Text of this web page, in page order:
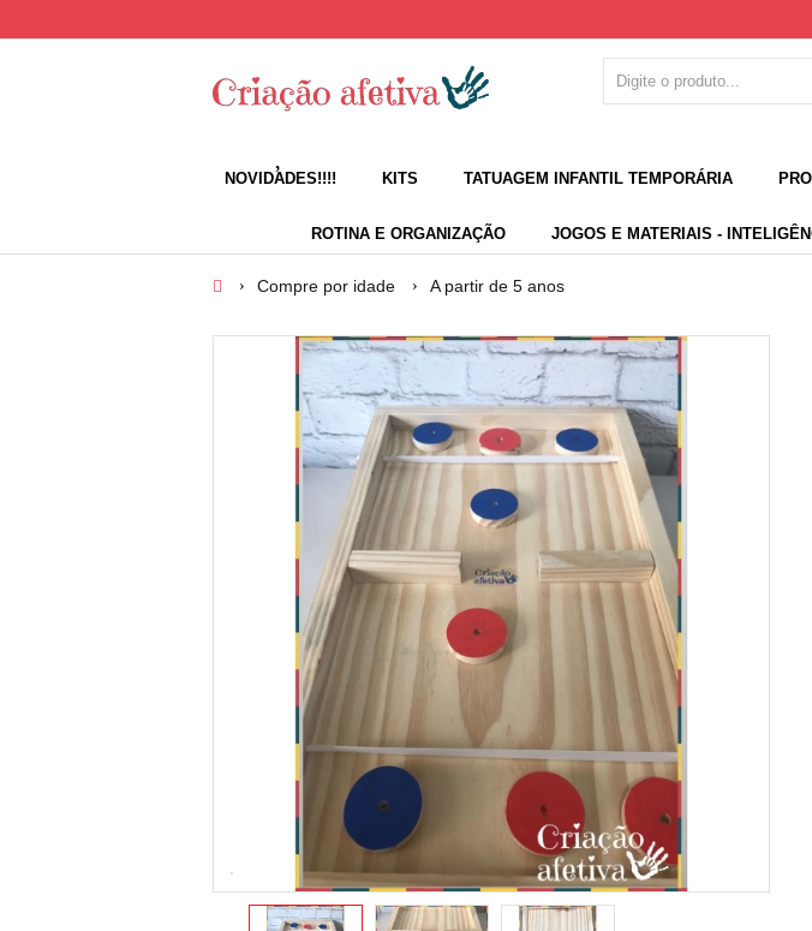
NOVIDADES!!!! KITS TATUAGEM INFANTIL TEMPORÁRIA
ROTINA E ORGANIZAÇÃO JOGOS E MATERIAIS -
Compre por idade A partir de 5 anos